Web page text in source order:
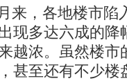
，各地楼市陷
现多达六成的降
越浓。虽然楼市
甚至还有不少楼